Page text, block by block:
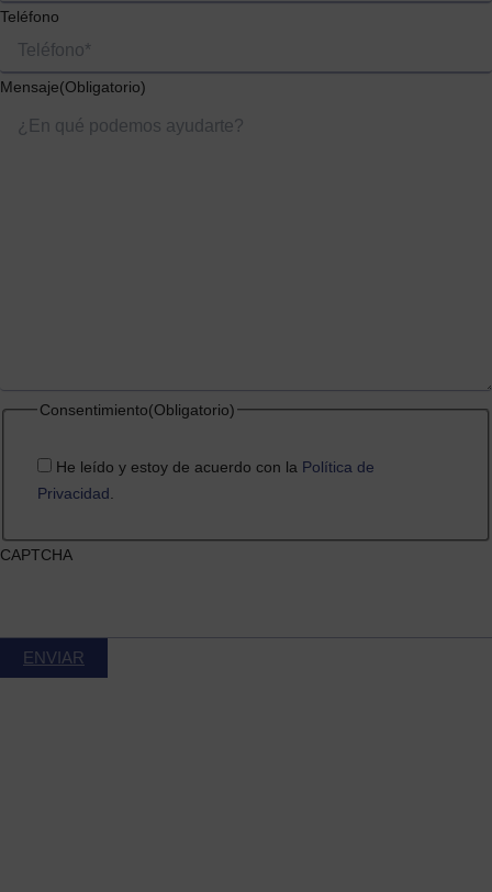
Teléfono
Mensaje(Obligatorio)
Consentimiento(Obligatorio)
He leído y estoy de acuerdo con la Política de
Privacidad
CAPTCHA